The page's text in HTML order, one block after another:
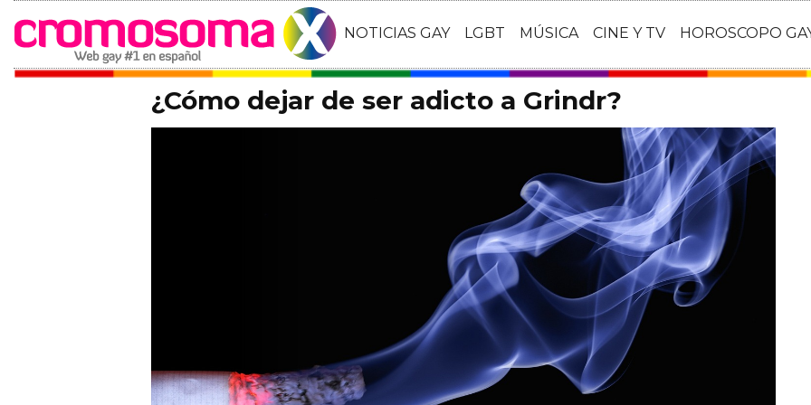
NOTICIAS GAY LGBT MÚSICA CINE Y TV HOROSCOPO
¿Cómo dejar de ser adicto a Grindr?